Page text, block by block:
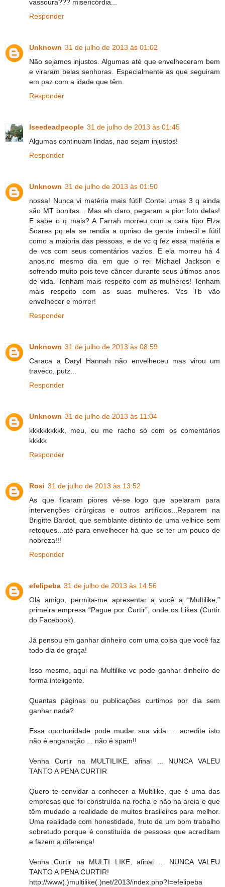
vassoura??? misericórdia...
Responder
Unknown 31 de julho de 2013 às 01:02
Não sejamos injustos. Algumas até que envelheceram bem
e viraram belas senhoras. Especialmente as que seguiram
em paz com a idade que têm.
Responder
Iseedeadpeople 31 de julho de 2013 às 01:45
Algumas continuam lindas, nao sejam injustos!
Responder
Unknown 31 de julho de 2013 às 01:50
nossa! Nunca vi matéria mais fútil! Contei umas 3 q ainda
são MT bonitas... Mas eh claro, pegaram a pior foto delas!
E sabe o q mais? A Farrah morreu com a cara tipo Elza
Soares pq ela se rendia a opniao de gente imbecil e fútil
como a maioria das pessoas, e de vc q fez essa matéria e
de vcs com seus comentários vazios. E ela morreu há 4
anos.no mesmo dia em que o rei Michael Jackson e
sofrendo muito pois teve câncer durante seus últimos anos
de vida. Tenham mais respeito com as mulheres! Tenham
mais respeito com as suas mulheres. Vcs Tb vão
envelhecer e morrer!
Responder
Unknown 31 de julho de 2013 às 08:59
Caraca a Daryl Hannah não envelheceu mas virou um
traveco, putz...
Responder
Unknown 31 de julho de 2013 às 11:04
kkkkkkkkkk, meu, eu me racho só com os comentários
kkkkk
Responder
Rosi 31 de julho de 2013 às 13:52
As que ficaram piores vê-se logo que apelaram para
intervenções cirúrgicas e outros artifícios...Reparem na
Brigitte Bardot, que semblante distinto de uma velhice sem
retoques...até para envelhecer há que se ter um pouco de
nobreza!!!
Responder
efelipeba 31 de julho de 2013 às 14:56
Olá amigo, permita-me apresentar a você a “Multilike,”
primeira empresa “Pague por Curtir”, onde os Likes (Curtir
do Facebook).
Já pensou em ganhar dinheiro com uma coisa que você faz
todo dia de graça!
Isso mesmo, aqui na Multilike vc pode ganhar dinheiro de
forma inteligente.
Quantas páginas ou publicações curtimos por dia sem
ganhar nada?
Essa oportunidade pode mudar sua vida ... acredite isto
não é enganação ... não é spam!!
Venha Curtir na MULTILIKE, afinal ... NUNCA VALEU
TANTO A PENA CURTIR
Quero te convidar a conhecer a Multilike, que é uma das
empresas que foi construída na rocha e não na areia e que
têm mudado a realidade de muitos brasileiros para melhor.
Uma realidade com honestidade, fruto de um bom trabalho
sobretudo porque é constituída de pessoas que acreditam
e fazem a diferença!
Venha Curtir na MULTI LIKE, afinal ... NUNCA VALEU
TANTO A PENA CURTIR!
http://www(.)multilike(.)net/2013/index.php?I=efelipeba